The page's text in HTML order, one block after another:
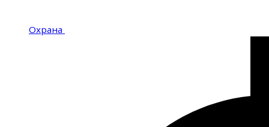
Охрана